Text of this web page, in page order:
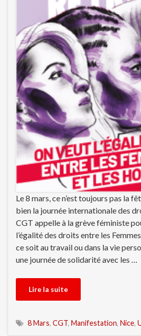
Le 8 mars, ce n’est toujours pas la
bien la journée internationale des
CGT appelle à la grève féministe
l’égalité des droits entre les
ce soit au travail ou dans la vie
une journée de solidarité avec les …
Lire la suite
8 Mars, CGT, Manifestation, Nice,